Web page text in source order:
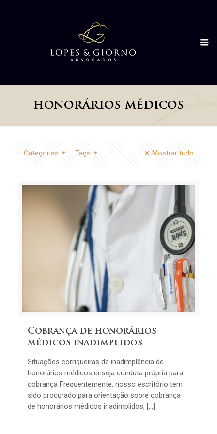
honorários médicos
Categorias Tags Mostrar tudo
Cobrança de honorários
médicos inadimplidos
Situações corriqueiras de inadimplência de
honorários médicos enseja conduta própria para
cobrança Frequentemente, nosso escritório tem
sido procurado para orientação sobre cobrança
de honorários médicos inadimplidos, […]